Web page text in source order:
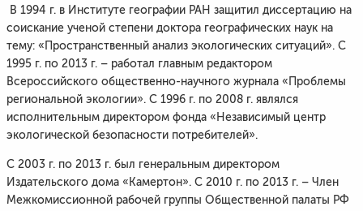
В 1994 г. в Институте географии РАН защитил диссертацию на
соискание ученой степени доктора географических наук на
тему: «Пространственный анализ экологических ситуаций». С
1995 г. по 2013 г. – работал главным редактором
Всероссийского общественно-научного журнала «Проблемы
региональной экологии». С 1996 г. по 2008 г. являлся
исполнительным директором фонда «Независимый центр
экологической безопасности потребителей».
С 2003 г. по 2013 г. был генеральным директором
Издательского дома «Камертон». С 2010 г. по 2013 г. – Член
Межкомиссионной рабочей группы Общественной палаты РФ